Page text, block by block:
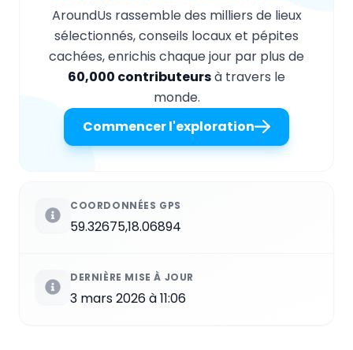
AroundUs rassemble des milliers de lieux
sélectionnés, conseils locaux et pépites
cachées, enrichis chaque jour par plus de
60,000 contributeursà travers le
monde.
Commencer l'exploration
COORDONNÉES GPS
59.32675,18.06894
DERNIÈRE MISE À JOUR
3 mars 2026 à 11:06